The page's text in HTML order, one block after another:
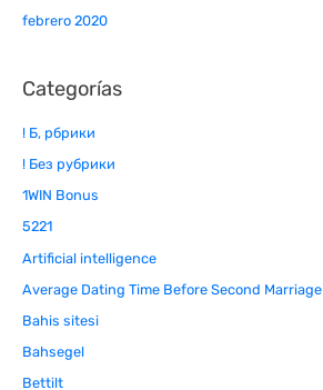
febrero 2020
Categorías
! Б, рбрики
! Без рубрики
1WIN Bonus
5221
Artificial intelligence
Average Dating Time Before Second Marriage
Bahis sitesi
Bahsegel
Bettilt